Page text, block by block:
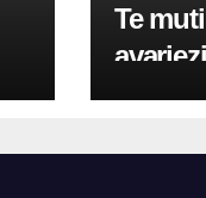
Te
zgarii